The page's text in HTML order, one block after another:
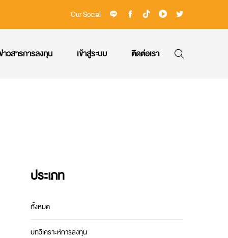
Our Social
าวสารการลงทุน เข้าสู่ระบบ ติดต่อเรา
ประเภท
ทั้งหมด
บทวิเคราะห์การลงทุน